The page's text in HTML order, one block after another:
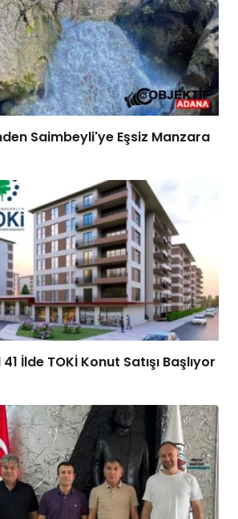
Saimbeyli'ye Eşsiz Manzara
İlde TOKİ Konut Satışı Başlıyor